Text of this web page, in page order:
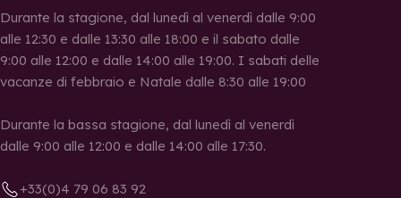
Durante la stagione, dal lunedì al venerdì dalle 9:00
alle 12:30 e dalle 13:30 alle 18:00 e il sabato dalle
9:00 alle 12:00 e dalle 14:00 alle 19:00. I sabati delle
vacanze di febbraio e Natale dalle 8:30 alle 19:00
Durante la bassa stagione, dal lunedì al venerdì
dalle 9:00 alle 12:00 e dalle 14:00 alle 17:30.
+33(0)4 79 06 83 92